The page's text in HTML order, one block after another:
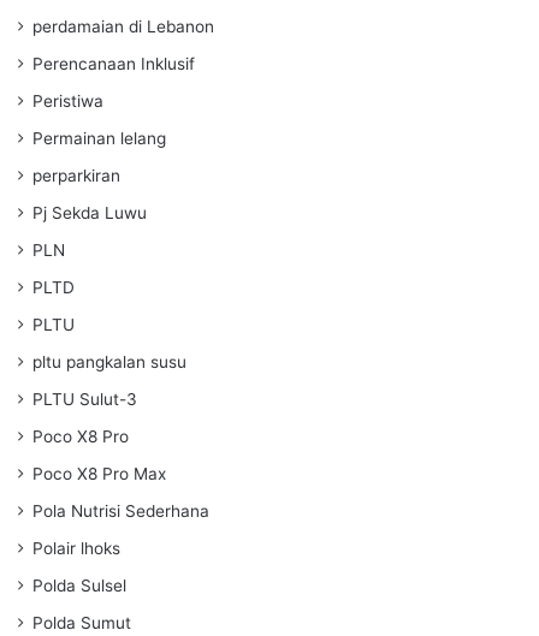
perdamaian di Lebanon
Perencanaan Inklusif
Peristiwa
Permainan lelang
perparkiran
Pj Sekda Luwu
PLN
PLTD
PLTU
pltu pangkalan susu
PLTU Sulut-3
Poco X8 Pro
Poco X8 Pro Max
Pola Nutrisi Sederhana
Polair lhoks
Polda Sulsel
Polda Sumut